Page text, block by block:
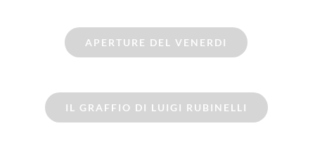
APERTURE DEL VENERDI
IL GRAFFIO DI LUIGI RUBINELLI